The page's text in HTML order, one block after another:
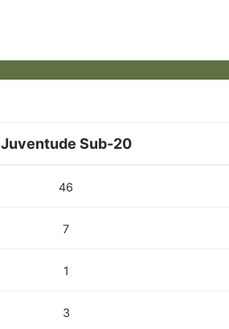
Juventude Sub-20
46
7
1
3